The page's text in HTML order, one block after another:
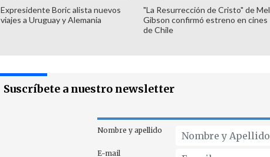
Expresidente Boric alista nuevos
viajes a Uruguay y Alemania
"La Resurrección de Cristo" de Mel
Gibson confirmó estreno en cines
de Chile
Suscríbete a nuestro newsletter
Nombre y apellido
E-mail